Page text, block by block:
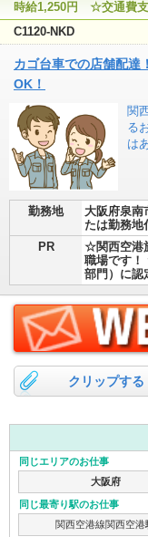
時給1,250円 ☆交通費
C1120-NKD
カゴ台車での店舗配達
OK！
関
る
は
勤務地
大阪府泉南
たは勤務地
PR
☆関西空港
職場です！
部門）に認
クリップする
同じエリアのお仕事
大阪府
同じ最寄り駅のお仕事
関西空港線関西空港